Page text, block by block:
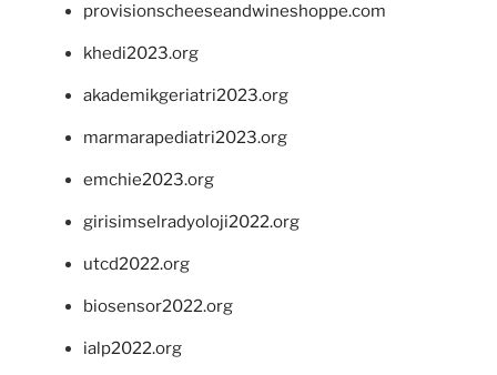
provisionscheeseandwineshoppe.com
khedi2023.org
akademikgeriatri2023.org
marmarapediatri2023.org
emchie2023.org
girisimselradyoloji2022.org
utcd2022.org
biosensor2022.org
ialp2022.org